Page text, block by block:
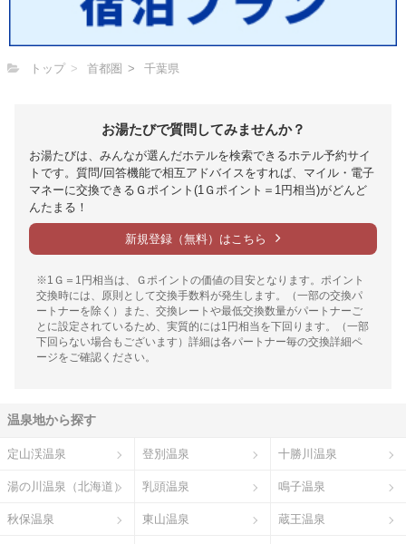
トップ 首都圏 千葉県
お湯たびで質問してみませんか？
お湯たびは、みんなが選んだホテルを検索できるホテル予約サイ
トです。質問/回答機能で相互アドバイスをすれば、マイル・電子
マネーに交換できるＧポイント(1Ｇポイント＝1円相当)がどんど
んたまる！
新規登録（無料）はこちら
※1Ｇ＝1円相当は、Ｇポイントの価値の目安となります。ポイント
交換時には、原則として交換手数料が発生します。（一部の交換パ
ートナーを除く）また、交換レートや最低交換数量がパートナーご
とに設定されているため、実質的には1円相当を下回ります。（一部
下回らない場合もございます）詳細は各パートナー毎の交換詳細ペ
ージをご確認ください。
温泉地から探す
定山渓温泉 登別温泉 十勝川温泉
湯の川温泉（北海道） 乳頭温泉 鳴子温泉
秋保温泉 東山温泉 蔵王温泉